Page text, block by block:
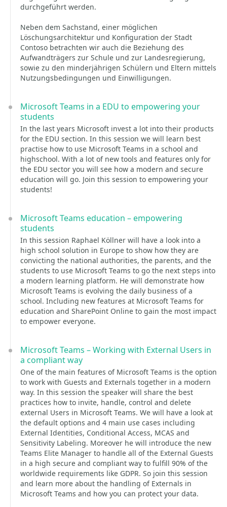
durchgeführt werden.
Neben dem Sachstand, einer möglichen
Löschungsarchitektur und Konfiguration der Stadt
Contoso betrachten wir auch die Beziehung des
Aufwandträgers zur Schule und zur Landesregierung,
sowie zu den minderjährigen Schülern und Eltern mittels
Nutzungsbedingungen und Einwilligungen.
Microsoft Teams in a EDU to empowering your
students
In the last years Microsoft invest a lot into their products
for the EDU section. In this session we will learn best
practise how to use Microsoft Teams in a school and
highschool. With a lot of new tools and features only for
the EDU sector you will see how a modern and secure
education will go. Join this session to empowering your
students!
Microsoft Teams education – empowering
students
In this session Raphael Köllner will have a look into a
high school solution in Europe to show how they are
convicting the national authorities, the parents, and the
students to use Microsoft Teams to go the next steps into
a modern learning platform. He will demonstrate how
Microsoft Teams is evolving the daily business of a
school. Including new features at Microsoft Teams for
education and SharePoint Online to gain the most impact
to empower everyone.
Microsoft Teams – Working with External Users in
a compliant way
One of the main features of Microsoft Teams is the option
to work with Guests and Externals together in a modern
way. In this session the speaker will share the best
practices how to invite, handle, control and delete
external Users in Microsoft Teams. We will have a look at
the default options and 4 main use cases including
External Identities, Conditional Access, MCAS and
Sensitivity Labeling. Moreover he will introduce the new
Teams Elite Manager to handle all of the External Guests
in a high secure and compliant way to fulfill 90% of the
worldwide requirements like GDPR. So join this session
and learn more about the handling of Externals in
Microsoft Teams and how you can protect your data.